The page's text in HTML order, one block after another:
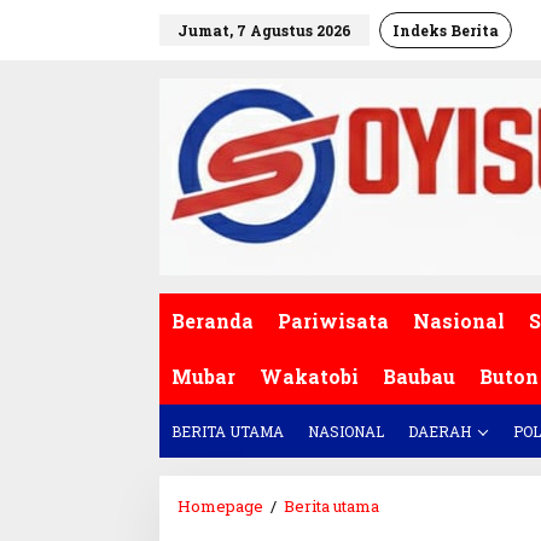
Jumat, 7 Agustus 2026 Indeks Berita
Beranda Pariwisata Nasional
Mubar Wakatobi Baubau Buton
BERITA UTAMA NASIONAL DAERAH
Homepage / Berita utama